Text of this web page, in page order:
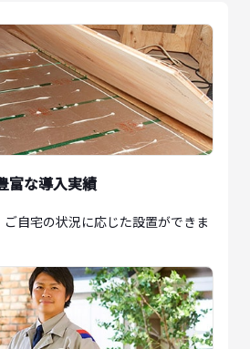
富な導入実績
自宅の状況に応じた設置ができま